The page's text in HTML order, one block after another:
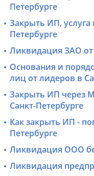
Петербурге
Закрыть ИП,
Петербурге
Ликвидация ЗАО от
Основания и
лиц от лидеров в
Закрыть ИП через
Санкт-Петербурге
Как закрыть ИП -
Петербурге
Ликвидация ООО
Ликвидация